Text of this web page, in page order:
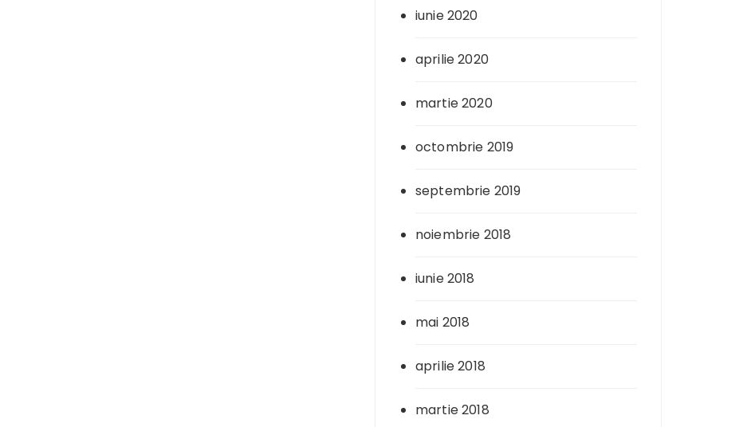
iunie 2020
aprilie 2020
martie 2020
octombrie 2019
septembrie 2019
noiembrie 2018
iunie 2018
mai 2018
aprilie 2018
martie 2018